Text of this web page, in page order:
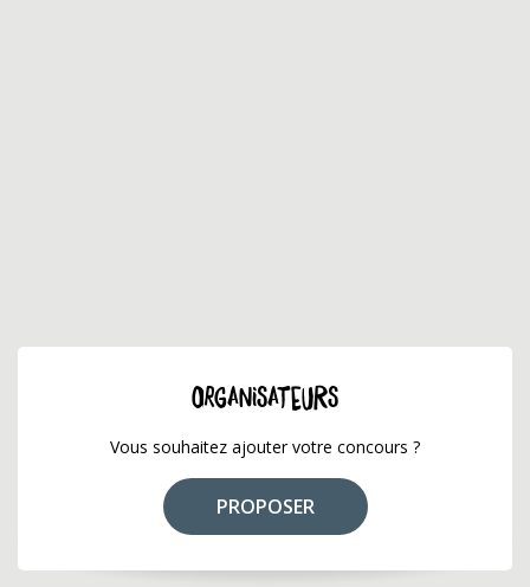
ORGANISATEURS
Vous souhaitez ajouter votre concours ?
PROPOSER